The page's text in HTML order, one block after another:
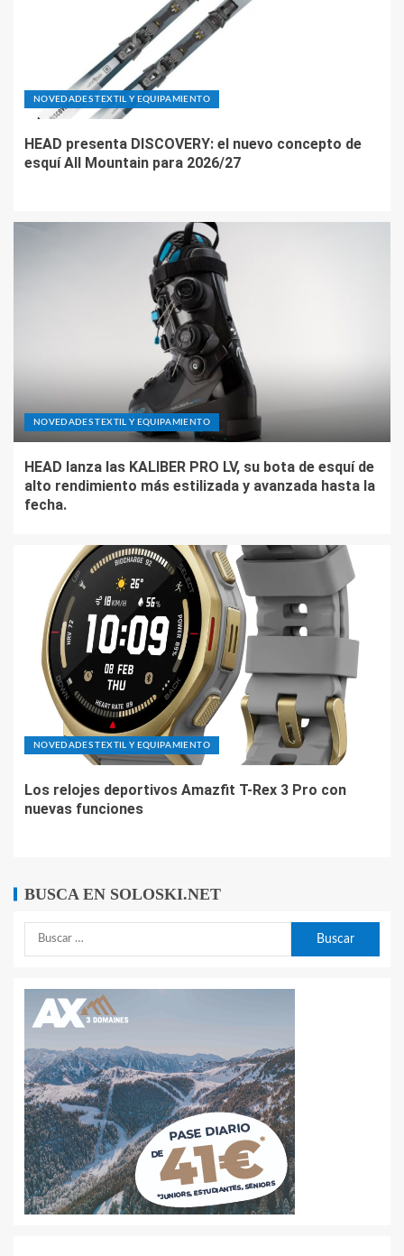
NOVEDADES TEXTIL Y EQUIPAMIENTO
HEAD presenta DISCOVERY: el nuevo concepto de
esquí All Mountain para 2026/27
NOVEDADES TEXTIL Y EQUIPAMIENTO
HEAD lanza las KALIBER PRO LV, su bota de esquí de
alto rendimiento más estilizada y avanzada hasta la
fecha.
NOVEDADES TEXTIL Y EQUIPAMIENTO
Los relojes deportivos Amazfit T-Rex 3 Pro con
nuevas funciones
BUSCA EN SOLOSKI.NET